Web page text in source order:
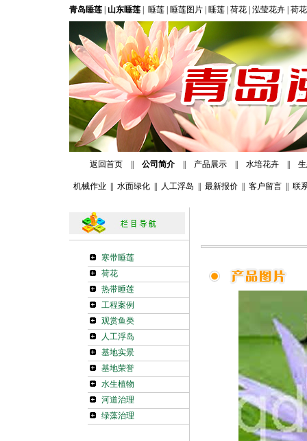
青岛睡莲 山东睡莲 睡莲 睡莲图片 睡莲 荷花 泓莹花卉 荷
返回首页 公司简介 产品展示 水培花卉
机械作业 水面绿化 人工浮岛 最新报价 客户留言 联
寒带睡莲
荷花
热带睡莲
工程案例
观赏鱼类
人工浮岛
基地实景
基地荣誉
水生植物
河道治理
绿藻治理